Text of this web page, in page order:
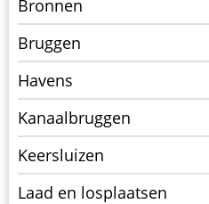
kunstwerken
op
kunstwerkpagina
Bronnen
Bruggen
Havens
Kanaalbruggen
Keersluizen
Laad en losplaatsen